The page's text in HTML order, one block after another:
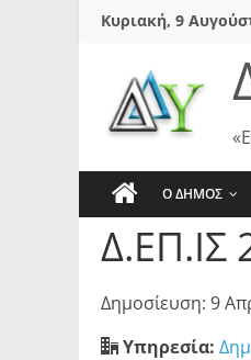
SkipΚυριακή, 9
Ο ΔΗΜΟΣ
Δ.ΕΠ.ΙΣ
Δημοσίευση: 9
Υπηρεσία: